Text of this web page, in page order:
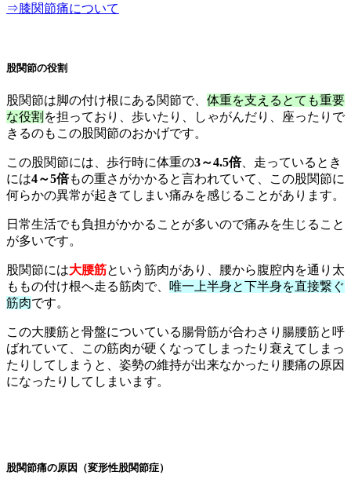
⇒膝関節痛について
股関節の役割
股関節は脚の付け根にある関節で、 体重を支えるとても重要
な役割 を担っており、歩いたり、しゃがんだり、座ったりで
きるのもこの股関節のおかげです。
この股関節には、歩行時に体重の3～4.5倍、走っているとき
には4～5倍もの重さがかかると言われていて、この股関節に
何らかの異常が起きてしまい痛みを感じることがあります。
日常生活でも負担がかかることが多いので痛みを生じること
が多いです。
股関節には大腰筋という筋肉があり、腰から腹腔内を通り太
ももの付け根へ走る筋肉で、 唯一上半身と下半身を直接繋ぐ
筋肉です。
この大腰筋と骨盤についている腸骨筋が合わさり腸腰筋と呼
ばれていて、この筋肉が硬くなってしまったり衰えてしまっ
たりしてしまうと、姿勢の維持が出来なかったり腰痛の原因
になったりしてしまいます。
股関節痛の原因（変形性股関節症）